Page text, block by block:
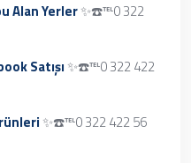
Alan Yerler✨☎️℡0 322
Satışı✨☎️℡0 322 422
✨☎️℡0 322 422 56